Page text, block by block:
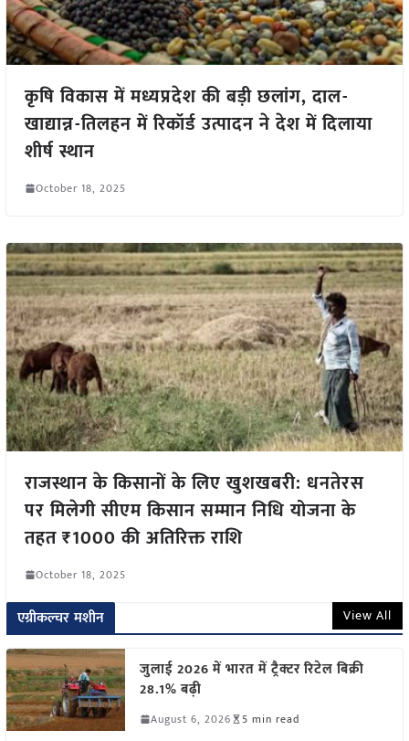
कृषि विकास में मध्यप्रदेश की बड़ी छलांग, दाल-
खाद्यान्न-तिलहन में रिकॉर्ड उत्पादन ने देश में दिलाया
शीर्ष स्थान
October 18, 2025
राजस्थान के किसानों के लिए खुशखबरी: धनतेरस
पर मिलेगी सीएम किसान सम्मान निधि योजना के
तहत ₹1000 की अतिरिक्त राशि
October 18, 2025
एग्रीकल्चर मशीन View All
जुलाई 2026 में भारत में ट्रैक्टर रिटेल बिक्री
28.1% बढ़ी
August 6, 2026 5 min read